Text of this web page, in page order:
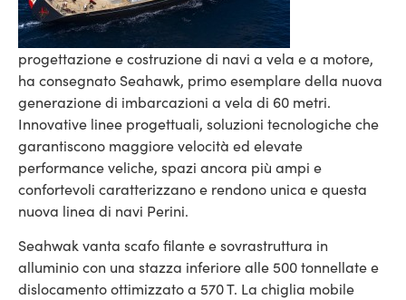
progettazione e costruzione di navi a vela e a motore,
ha consegnato Seahawk, primo esemplare della nuova
generazione di imbarcazioni a vela di 60 metri.
Innovative linee progettuali, soluzioni tecnologiche che
garantiscono maggiore velocità ed elevate
performance veliche, spazi ancora più ampi e
confortevoli caratterizzano e rendono unica e questa
nuova linea di navi Perini.
Seahwak vanta scafo filante e sovrastruttura in
alluminio con una stazza inferiore alle 500 tonnellate e
dislocamento ottimizzato a 570 T. La chiglia mobile